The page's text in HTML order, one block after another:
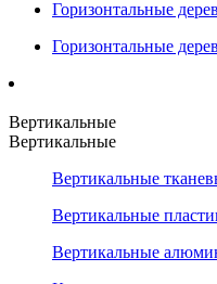
Горизонтальные
Горизонтальные
Вертикальные
Вертикальные
Вертикальные
Вертикальные
Вертикальные